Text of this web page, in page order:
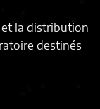
et la distribution
destinés